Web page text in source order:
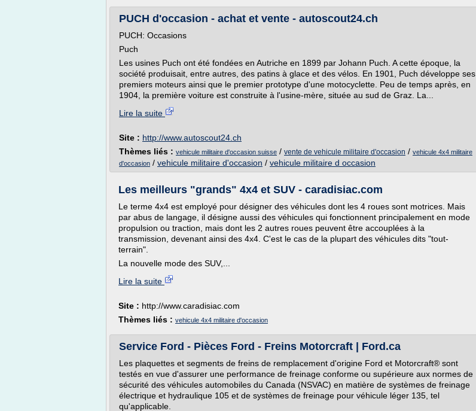
PUCH d'occasion - achat et vente - autoscout24.ch
PUCH: Occasions
Puch
Les usines Puch ont été fondées en Autriche en 1899 par Johann Puch. A cette époque, la
société produisait, entre autres, des patins à glace et des vélos. En 1901, Puch développe ses
premiers moteurs ainsi que le premier prototype d'une motocyclette. Peu de temps après, en
1904, la première voiture est construite à l'usine-mère, située au sud de Graz. La...
Lire la suite
Site : http://www.autoscout24.ch
Thèmes liés : vehicule militaire d'occasion suisse / vente de vehicule militaire d'occasion / vehicule 4x4 militaire
d'occasion / vehicule militaire d'occasion / vehicule militaire d occasion
Les meilleurs "grands" 4x4 et SUV - caradisiac.com
Le terme 4x4 est employé pour désigner des véhicules dont les 4 roues sont motrices. Mais
par abus de langage, il désigne aussi des véhicules qui fonctionnent principalement en mode
propulsion ou traction, mais dont les 2 autres roues peuvent être accouplées à la
transmission, devenant ainsi des 4x4. C'est le cas de la plupart des véhicules dits "tout-
terrain".
La nouvelle mode des SUV,...
Lire la suite
Site : http://www.caradisiac.com
Thèmes liés : vehicule 4x4 militaire d'occasion
Service Ford - Pièces Ford - Freins Motorcraft | Ford.ca
Les plaquettes et segments de freins de remplacement d'origine Ford et Motorcraft® sont
testés en vue d'assurer une performance de freinage conforme ou supérieure aux normes de
sécurité des véhicules automobiles du Canada (NSVAC) en matière de systèmes de freinage
électrique et hydraulique 105 et de systèmes de freinage pour véhicule léger 135, tel
qu'applicable.